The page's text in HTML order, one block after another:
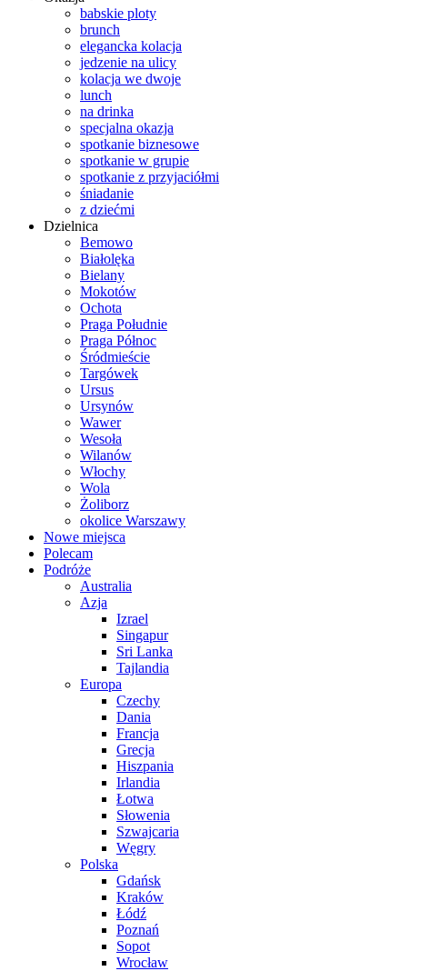
babskie ploty
brunch
elegancka kolacja
jedzenie na ulicy
kolacja we dwoje
lunch
na drinka
specjalna okazja
spotkanie biznesowe
spotkanie w grupie
spotkanie z przyjaciółmi
śniadanie
z dziećmi
Dzielnica
Bemowo
Białolęka
Bielany
Mokotów
Ochota
Praga Południe
Praga Północ
Śródmieście
Targówek
Ursus
Ursynów
Wawer
Wesoła
Wilanów
Włochy
Wola
Żoliborz
okolice Warszawy
Nowe miejsca
Polecam
Podróże
Australia
Azja
Izrael
Singapur
Sri Lanka
Tajlandia
Europa
Czechy
Dania
Francja
Grecja
Hiszpania
Irlandia
Łotwa
Słowenia
Szwajcaria
Węgry
Polska
Gdańsk
Kraków
Łódź
Poznań
Sopot
Wrocław